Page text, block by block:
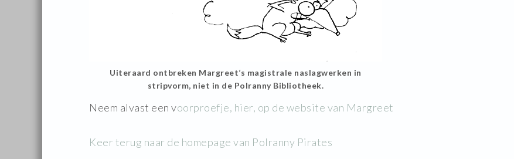
Uiteraard ontbreken Margreet’s magistrale naslagwerken in
stripvorm, niet in de Polranny Bibliotheek.
Neem alvast een voorproefje, hier, op de website van Margreet
Keer terug naar de homepage van Polranny Pirates